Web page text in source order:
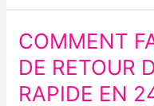
COMMENT
DE RETOUR
RAPIDE EN
COMMENT
FAIRE
RITUEL